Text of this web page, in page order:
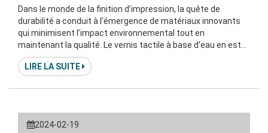
Dans le monde de la finition d’impression, la quête de
durabilité a conduit à l’émergence de matériaux innovants
qui minimisent l’impact environnemental tout en
maintenant la qualité. Le vernis tactile à base d’eau en est
un exemple notable, offrant une alternative verte aux vernis
traditionnels à base de solvants. Caractéristiques du vernis
LIRE LA SUITE
2024-02-19